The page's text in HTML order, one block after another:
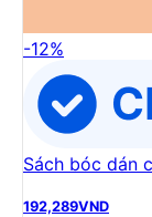
-12%
Sách bóc dán
192,289VND